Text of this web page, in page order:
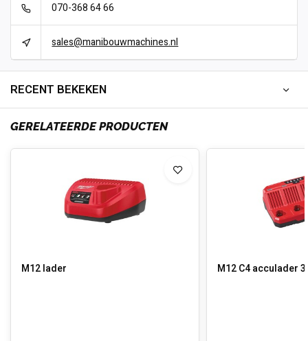
070-368 64 66
sales@manibouwmachines.nl
RECENT BEKEKEN
GERELATEERDE PRODUCTEN
M12 lader M12 C4 acculader